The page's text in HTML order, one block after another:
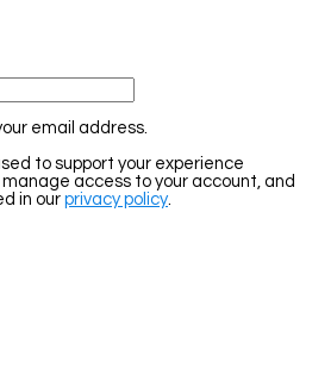
email address.
to support your experience
access to your account, and
in our privacy policy.